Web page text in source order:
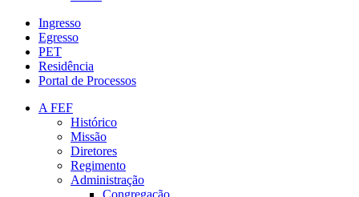
Ingresso
Egresso
PET
Residência
Portal de Processos
A FEF
Histórico
Missão
Diretores
Regimento
Administração
Congregação